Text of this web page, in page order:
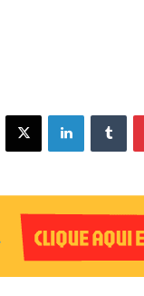
Facebook X Linkedin